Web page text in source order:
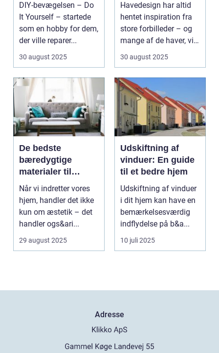
DIY-bevægelsen – Do
It Yourself – startede
som en hobby for dem,
der ville reparer...
30 august 2025
Havedesign har altid
hentet inspiration fra
store forbilleder – og
mange af de haver, vi
kende...
30 august 2025
De bedste
bæredygtige
materialer til
boligindretning
Når vi indretter vores
hjem, handler det ikke
kun om æstetik – det
handler ogs&ari...
29 august 2025
Udskiftning af
vinduer: En guide
til et bedre hjem
Udskiftning af vinduer
i dit hjem kan have en
bemærkelsesværdig
indflydelse på b&a...
10 juli 2025
Adresse